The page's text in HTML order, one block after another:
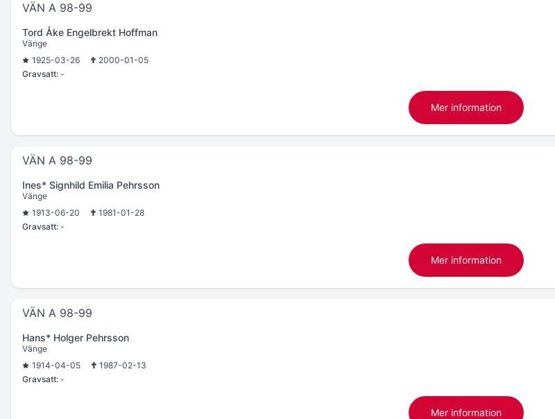
VÄN A 98-99
Tord Åke Engelbrekt Hoffman
Vänge
1925-03-26
2000-01-05
Gravsatt: -
Mer information
VÄN A 98-99
Ines* Signhild Emilia Pehrsson
Vänge
1913-06-20
1981-01-28
Gravsatt: -
Mer information
VÄN A 98-99
Hans* Holger Pehrsson
Vänge
1914-04-05
1987-02-13
Gravsatt: -
Mer information